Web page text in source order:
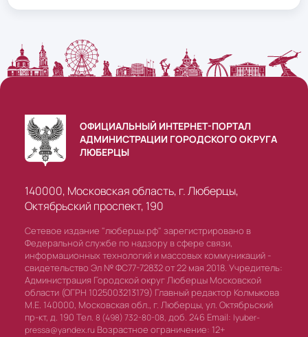
ОФИЦИАЛЬНЫЙ ИНТЕРНЕТ-ПОРТАЛ
АДМИНИСТРАЦИИ ГОРОДСКОГО ОКРУГА
ЛЮБЕРЦЫ
140000, Московская область, г. Люберцы,
Октябрьский проспект, 190
Сетевое издание "люберцы.рф" зарегистрировано в
Федеральной службе по надзору в сфере связи,
информационных технологий и массовых коммуникаций -
свидетельство Эл № ФС77-72832 от 22 мая 2018. Учредитель:
Администрация Городской округ Люберцы Московской
области (ОГРН 1025003213179) Главный редактор Колмыкова
М.Е. 140000, Московская обл., г. Люберцы, ул. Октябрьский
пр-кт, д. 190 Тел. 8 (498) 732-80-08, доб. 246 Email: lyuber-
pressa@yandex.ru Возрастное ограничение: 12+